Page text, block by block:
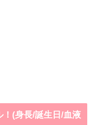
(身長/誕生日/血液